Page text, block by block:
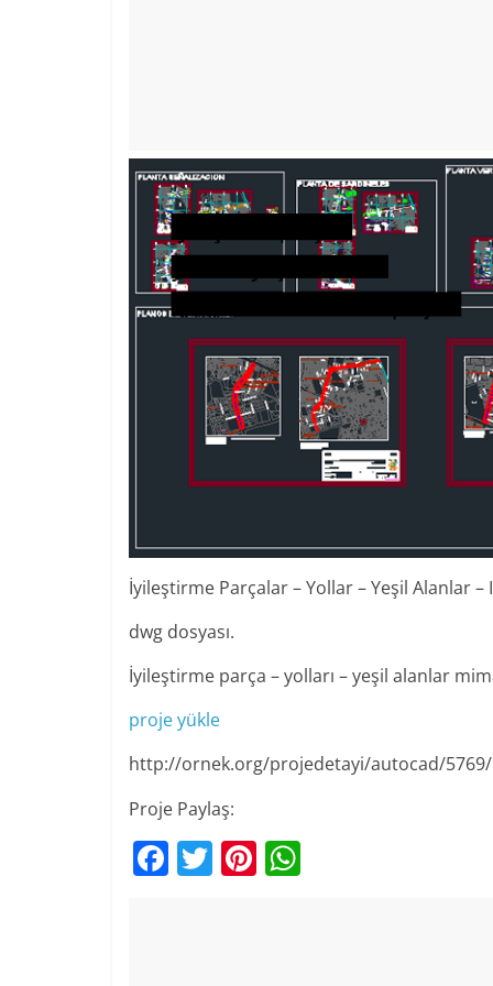
İyileştirme Parçalar – Yollar – Yeşil Alanlar –
dwg dosyası.
İyileştirme parça – yolları – yeşil alanlar
proje yükle
http://ornek.org/projedetayi/autocad/5769/
Proje Paylaş:
F T Pi